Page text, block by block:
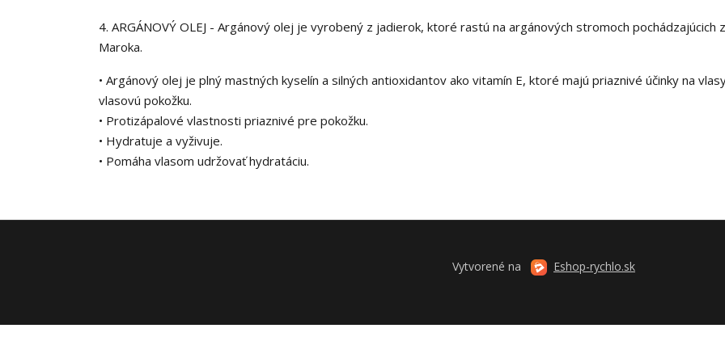
4. ARGÁNOVÝ OLEJ - Argánový olej je vyrobený z jadierok, ktoré rastú na argánových stromoch pochádzajúcich z
Maroka.
• Argánový olej je plný mastných kyselín a silných antioxidantov ako vitamín E, ktoré majú priaznivé účinky na
vlasovú pokožku.
• Protizápalové vlastnosti priaznivé pre pokožku.
• Hydratuje a vyživuje.
• Pomáha vlasom udržovať hydratáciu.
Vytvorené na Eshop-rychlo.sk